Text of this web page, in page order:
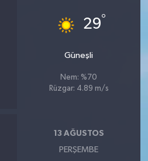
29°
Güneşli
Nem: %70
Rüzgar: 4.89 m/s
13 AĞUSTOS
PERŞEMBE